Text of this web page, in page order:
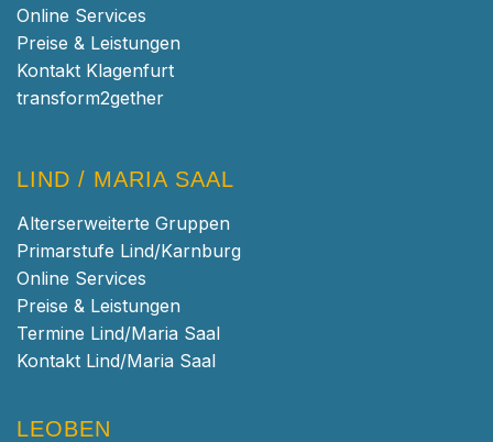
Online Services
Preise & Leistungen
Kontakt Klagenfurt
transform2gether
LIND / MARIA SAAL
Alterserweiterte Gruppen
Primarstufe Lind/Karnburg
Online Services
Preise & Leistungen
Termine Lind/Maria Saal
Kontakt Lind/Maria Saal
LEOBEN